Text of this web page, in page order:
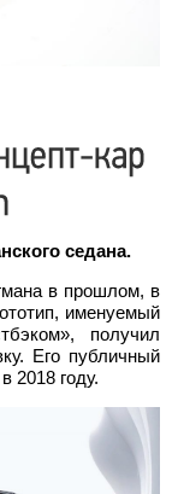
Tesla X
седана.
в прошлом, в
именуемый
получил
Его публичный
2018 году.